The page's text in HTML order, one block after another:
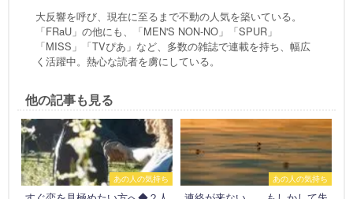
大反響を呼び、現在に至るまで不動の人気を築いている。
「FRaU」の他にも、「MEN'S NON-NO」「SPUR」
「MISS」「TVぴあ」など、多数の雑誌で連載を持ち、幅広
く活躍中。熱心な読者を虜にしている。
他の記事も見る
あの人の気持ち あの人の気持ち